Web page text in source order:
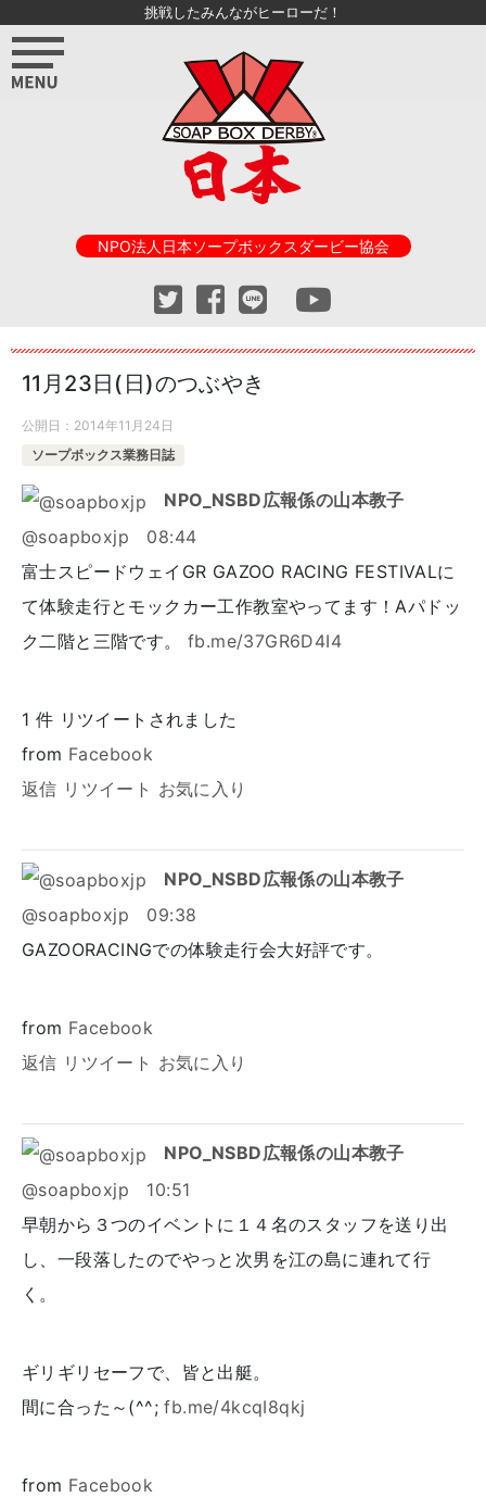
挑戦したみんながヒーローだ！
NPO法人日本ソープボックスダービー協会
11月23日(日)のつぶやき
公開日： 2014年11月24日
ソープボックス業務日誌
NPO_NSBD広報係の山本教子
@soapboxjp
08:44
富士スピードウェイGR GAZOO RACING FESTIVALに
て体験走行とモックカー工作教室やってます！Aパドッ
ク二階と三階です。 fb.me/37GR6D4I4
1 件 リツイートされました
from Facebook
返信 リツイート お気に入り
NPO_NSBD広報係の山本教子
@soapboxjp
09:38
GAZOORACINGでの体験走行会大好評です。
from Facebook
返信 リツイート お気に入り
NPO_NSBD広報係の山本教子
@soapboxjp
10:51
早朝から３つのイベントに１４名のスタッフを送り出
し、一段落したのでやっと次男を江の島に連れて行
く。
ギリギリセーフで、皆と出艇。
間に合った～(^^;fb.me/4kcqI8qkj
from Facebook